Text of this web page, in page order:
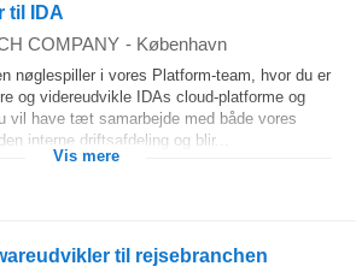
til IDA
COMPANY - København
nøglespiller i vores Platform‑team, hvor du er
og videreudvikle IDAs cloud‑platforme og
vil have tæt samarbejde med både vores
interne driftsafdeling og blir...
Vis mere
til rejsebranchen